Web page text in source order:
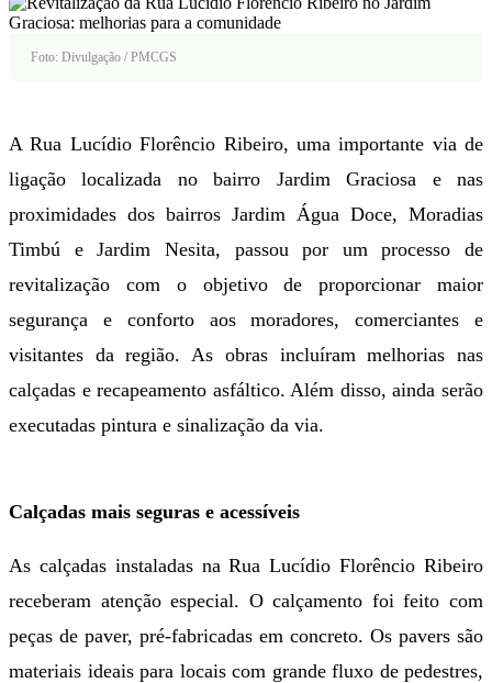
Foto: Divulgação / PMCGS
A Rua Lucídio Florêncio Ribeiro, uma importante via de
ligação localizada no bairro Jardim Graciosa e nas
proximidades dos bairros Jardim Água Doce, Moradias
Timbú e Jardim Nesita, passou por um processo de
revitalização com o objetivo de proporcionar maior
segurança e conforto aos moradores, comerciantes e
visitantes da região. As obras incluíram melhorias nas
calçadas e recapeamento asfáltico. Além disso, ainda serão
executadas pintura e sinalização da via.
Calçadas mais seguras e acessíveis
As calçadas instaladas na Rua Lucídio Florêncio Ribeiro
receberam atenção especial. O calçamento foi feito com
peças de paver, pré-fabricadas em concreto. Os pavers são
materiais ideais para locais com grande fluxo de pedestres,